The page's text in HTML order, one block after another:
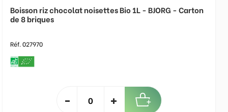
Boisson riz chocolat noisettes Bio 1L - BJORG - Carton
de 8 briques
Réf. 027970